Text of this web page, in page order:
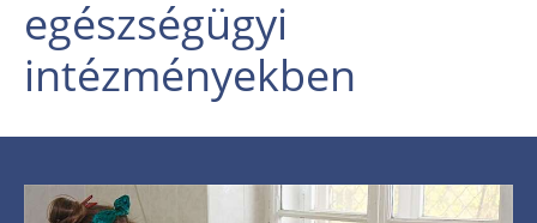
egészségügyi
intézményekben